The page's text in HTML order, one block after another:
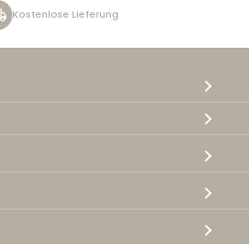
Kostenlose Lieferung